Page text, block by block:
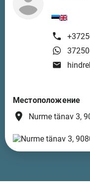
Местоположение
place Nurme tänav 3,